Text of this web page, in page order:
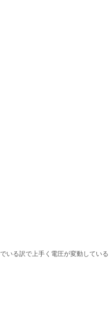
いる訳で上手く電圧が変動している